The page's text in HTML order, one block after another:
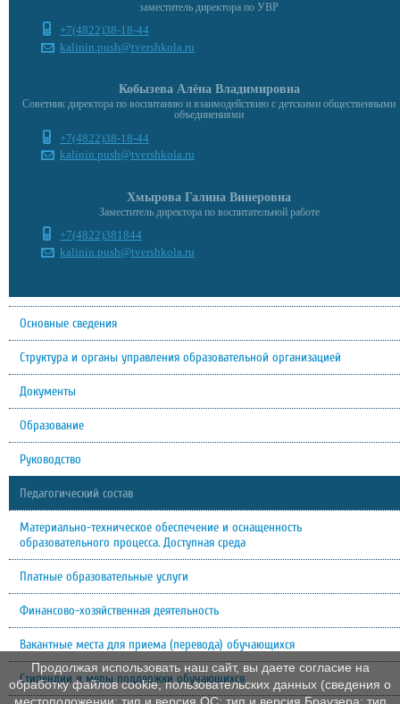
заместитель директора по УВР
+7(4822)38-18-44
kalinin.push@tvershkola.ru
Кобызева Алёна Владимировна
Советник директора по воспитанию и взаимодействию с детскими общественными
объединениями
+7(4822)38-18-44
kalinin.push@tvershkola.ru
Хмырова Галина Винеровна
Заместитель директора по воспитательной работе
+7(4822)381844
kalinin.push@tvershkola.ru
Основные сведения
Структура и органы управления образовательной организацией
Документы
Образование
Руководство
Педагогический состав
Материально-техническое обеспечение и оснащенность
образовательного процесса. Доступная среда
Платные образовательные услуги
Финансово-хозяйственная деятельность
Вакантные места для приема (перевода) обучающихся
Стипендии и меры поддержки обучающихся
Продолжая использовать наш сайт, вы даете согласие на
обработку файлов cookie, пользовательских данных (сведения о